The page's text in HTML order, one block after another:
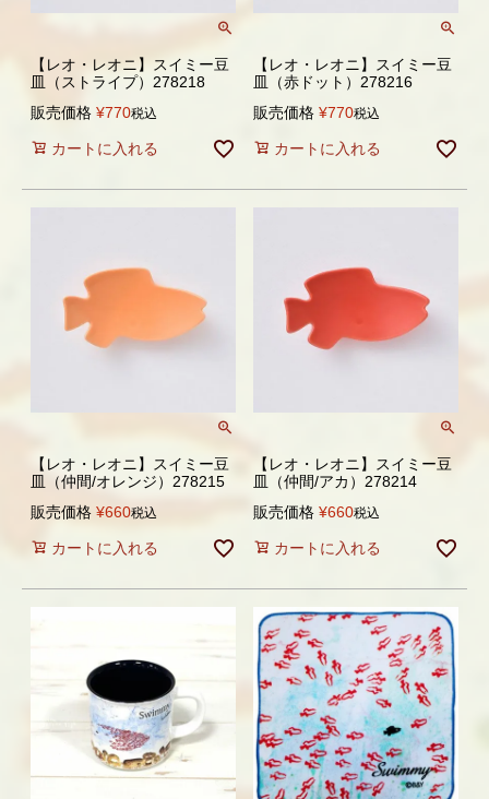
【レオ・レオニ】スイミー豆
皿（ストライプ）278218
販売価格 ¥770税込
カートに入れる
【レオ・レオニ】スイミー豆
皿（赤ドット）278216
販売価格 ¥770税込
カートに入れる
【レオ・レオニ】スイミー豆
皿（仲間/オレンジ）278215
販売価格 ¥660税込
カートに入れる
【レオ・レオニ】スイミー豆
皿（仲間/アカ）278214
販売価格 ¥660税込
カートに入れる